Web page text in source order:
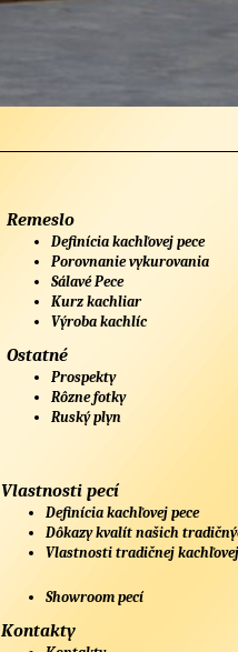
Remeslo
Definícia kachľovej pece
Porovnanie vykurovania
Sálavé Pece
Kurz kachliar
Výroba kachlíc
Ostatné
Prospekty
Rôzne fotky
Ruský plyn
Vlastnosti pecí
Definícia kachľovej pece
Dôkazy kvalít našich
Vlastnosti tradičnej kachľovej
Showroom pecí
Kontakty